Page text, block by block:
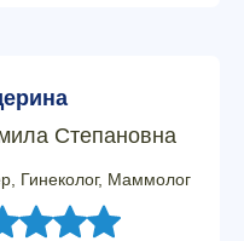
Степановна
Гинеколог, Маммолог